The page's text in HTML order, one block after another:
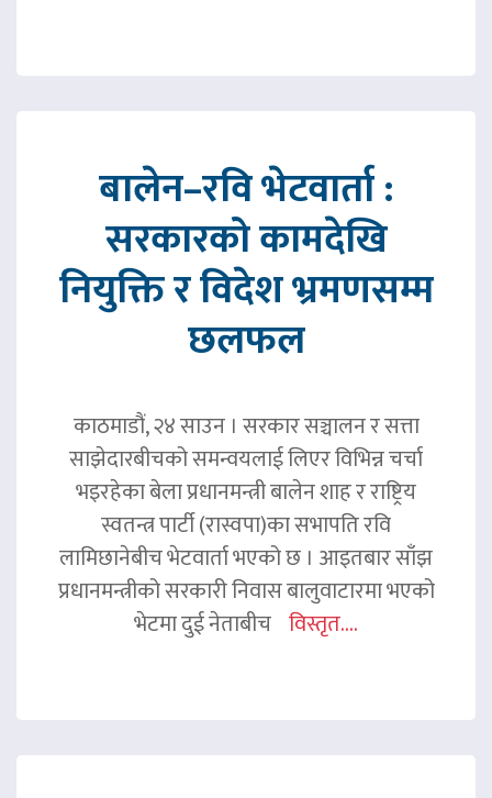
बालेन–रवि भेटवार्ता :
सरकारको कामदेखि
नियुक्ति र विदेश भ्रमणसम्म
छलफल
काठमाडौं, २४ साउन । सरकार सञ्चालन र सत्ता
साझेदारबीचको समन्वयलाई लिएर विभिन्न चर्चा
भइरहेका बेला प्रधानमन्त्री बालेन शाह र राष्ट्रिय
स्वतन्त्र पार्टी (रास्वपा)का सभापति रवि
लामिछानेबीच भेटवार्ता भएको छ । आइतबार साँझ
प्रधानमन्त्रीको सरकारी निवास बालुवाटारमा भएको
भेटमा दुई नेताबीच विस्तृत....